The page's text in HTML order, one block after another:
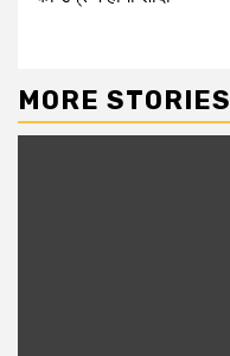
MORE STORIES